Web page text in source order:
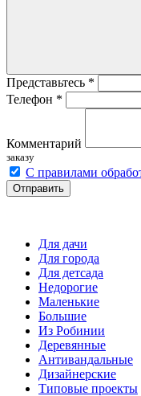
Представьтесь *
Телефон *
Комментарий
заказу
С правилами
Отправить
Для дачи
Для города
Для детсада
Недорогие
Маленькие
Большие
Из Робинии
Деревянные
Антивандальные
Дизайнерские
Типовые проекты